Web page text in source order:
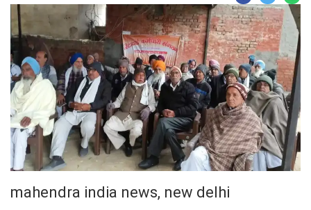
mahendra india news, new delhi